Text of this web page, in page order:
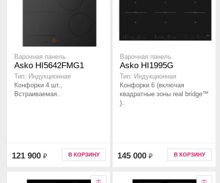
Варочная панель
Asko HI5642FMG1
Тип: Индукционная
Конфорки 4 шт.,
Встраиваемая..
121 900 ₽ В КОРЗИНУ
Варочная панель
Asko HI1995G
Тип: Индукционная
Конфорки 6 (включая
квадратные зоны real bridge™
)..
145 000 ₽ В КОРЗИНУ